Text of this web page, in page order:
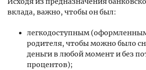
вклада, важно, чтобы он был:
легкодоступным
родителя, чтобы можно было
деньги в любой момент и без
процентов);